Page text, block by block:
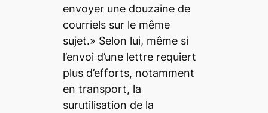
envoyer une douzaine de
courriels sur le même
sujet.» Selon lui, même si
l’envoi d’une lettre requiert
plus d’efforts, notamment
en transport, la
surutilisation de la